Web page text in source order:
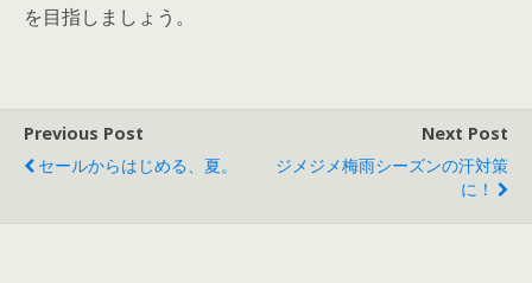
を目指しましょう。
Previous Post
セールからはじめる、夏。
Next Post
ジメジメ梅雨シーズンの汗対策
に！